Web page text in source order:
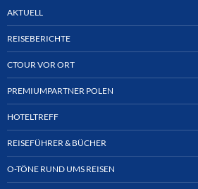
AKTUELL
REISEBERICHTE
CTOUR VOR ORT
PREMIUMPARTNER POLEN
HOTELTREFF
REISEFÜHRER & BÜCHER
O-TÖNE RUND UMS REISEN